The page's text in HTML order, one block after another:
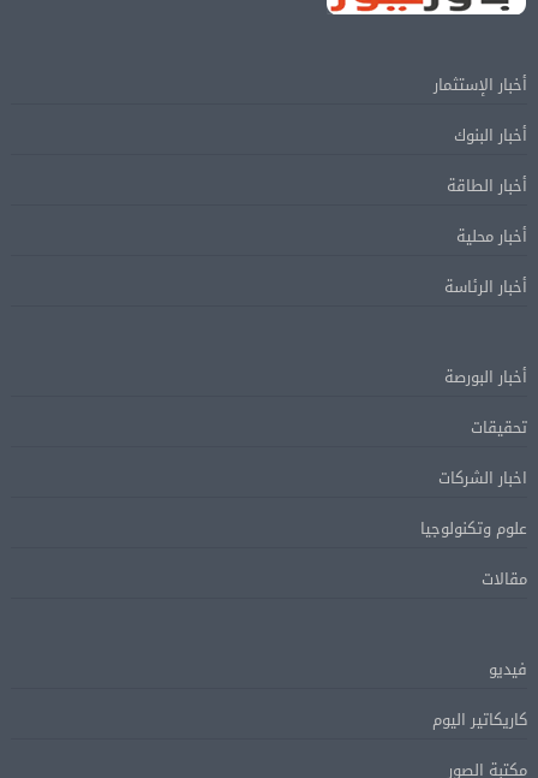
أخبار الإستثمار
أخبار البنوك
أخبار الطاقة
أخبار محلية
أخبار الرئاسة
أخبار البورصة
تحقيقات
اخبار الشركات
علوم وتكنولوجيا
مقالات
فيديو
كاريكاتير اليوم
مكتبة الصور